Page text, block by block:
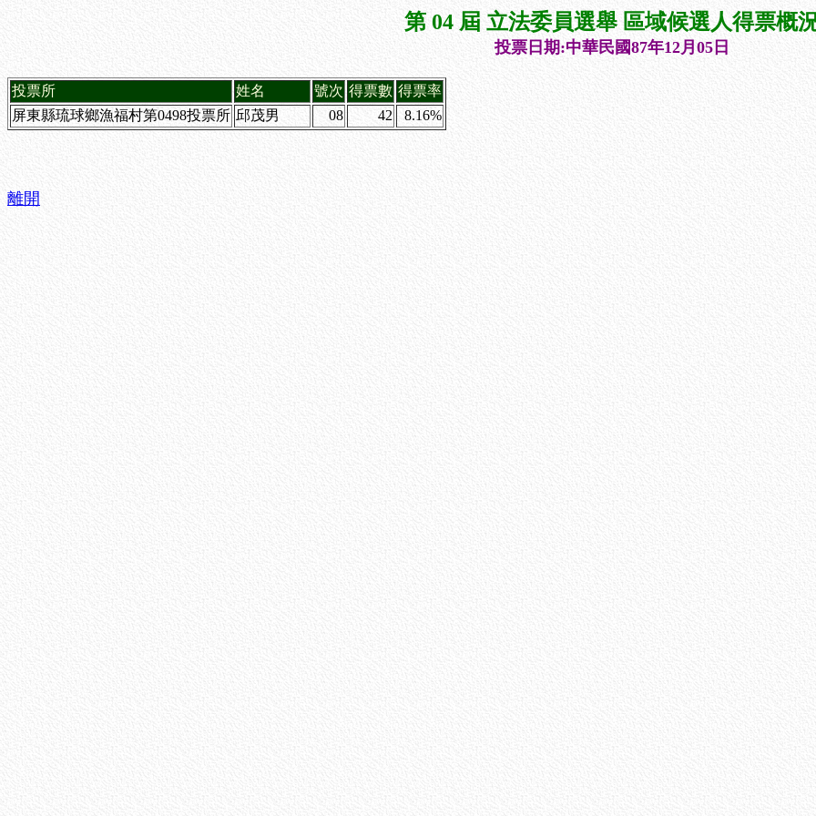
第 04 屆 立法委員選舉 區域候選人得票概
投票日期:中華民國87年12月05日
投票所 姓名 號次 得票數 得票率
屏東縣琉球鄉漁福村第0498投票所 邱茂男 08 42 8.16%
離開